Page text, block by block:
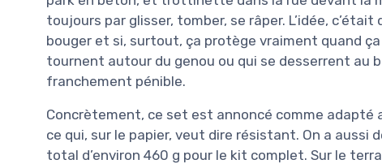
toujours par glisser, tomber, se râper. L’idée,
bouger et si, surtout, ça protège vraiment quand
tournent autour du genou ou qui se desserrent au
franchement pénible.
Concrètement, ce set est annoncé comme
ce qui, sur le papier, veut dire résistant. On a aussi
total d’environ 460 g pour le kit complet. Sur le